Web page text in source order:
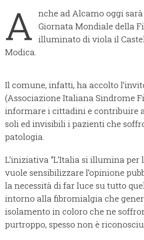
A nche ad Alcamo oggi
Giornata Mondiale della
illuminato di viola il
Modica.
Il comune, infatti, ha accolto
(Associazione Italiana Sindrome
informare i cittadini e contribuire
soli ed invisibili i pazienti che
patologia.
L’iniziativa “L’Italia si illumina per
vuole sensibilizzare l’opinione
la necessità di far luce su tutto
intorno alla fibromialgia che
isolamento in coloro che ne
purtroppo, spesso non è